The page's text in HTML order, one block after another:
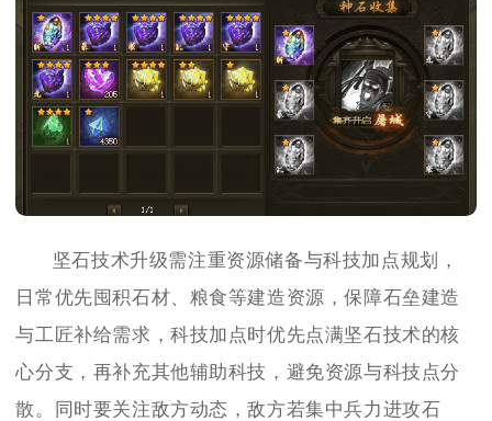
坚石技术升级需注重资源储备与科技加点规划，
日常优先囤积石材、粮食等建造资源，保障石垒建造
与工匠补给需求，科技加点时优先点满坚石技术的核
心分支，再补充其他辅助科技，避免资源与科技点分
散。同时要关注敌方动态，敌方若集中兵力进攻石